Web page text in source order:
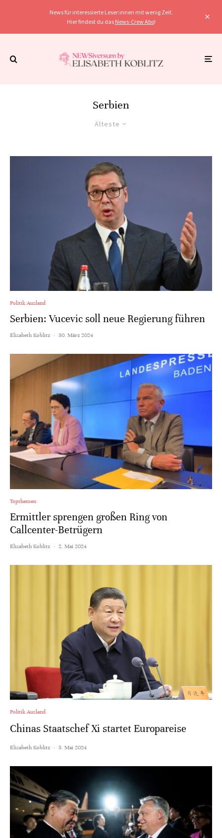
News für interessierte Leser:innen mit wenig Zeit.
Hier findest du das News-Crew Abo!
Serbien
Älteste
Politik Ausland
Serbien: Vucevic soll neue Regierung führen
Elisabeth Koblitz · 30. März 2024
Topthemen
Ermittler sprengen großen Ring von
Callcenter-Betrügern
Elisabeth Koblitz · 2. Mai 2024
Politik Ausland
Chinas Staatschef Xi startet Europareise
Elisabeth Koblitz · 5. Mai 2024